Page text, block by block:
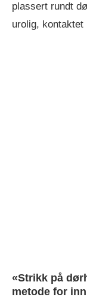
plassert rundt
urolig,
«Strikk på
metode for